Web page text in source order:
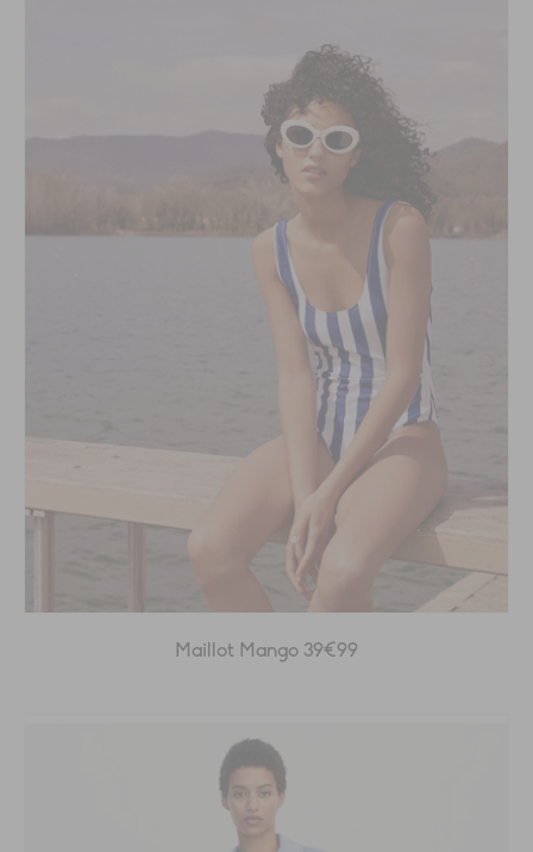
Maillot Mango 39€99